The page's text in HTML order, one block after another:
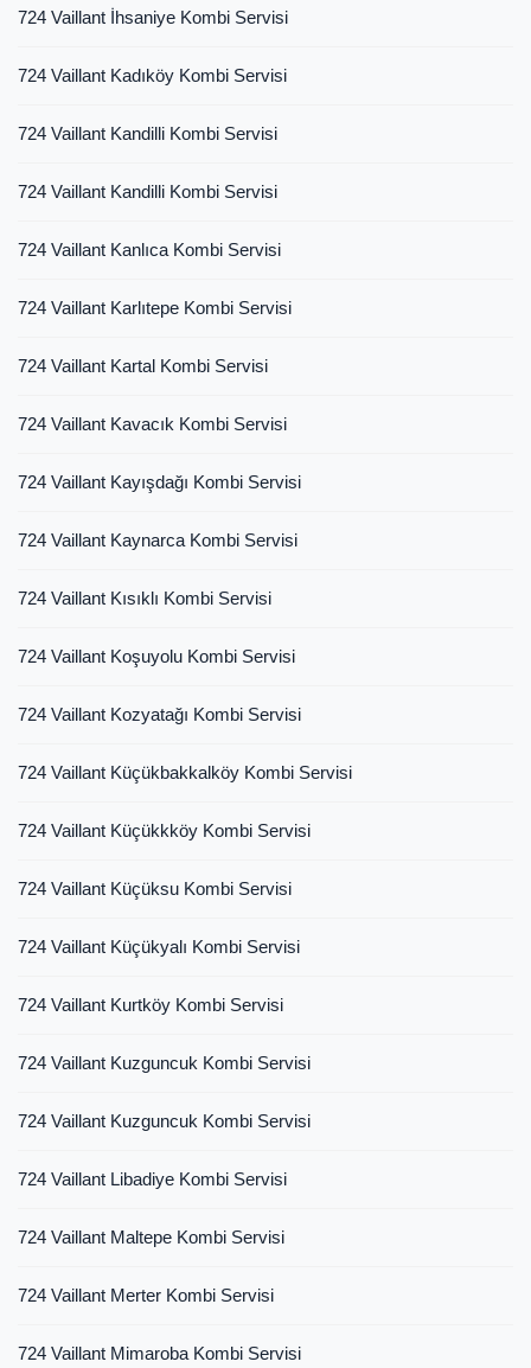
724 Vaillant İhsaniye Kombi Servisi
724 Vaillant Kadıköy Kombi Servisi
724 Vaillant Kandilli Kombi Servisi
724 Vaillant Kandilli Kombi Servisi
724 Vaillant Kanlıca Kombi Servisi
724 Vaillant Karlıtepe Kombi Servisi
724 Vaillant Kartal Kombi Servisi
724 Vaillant Kavacık Kombi Servisi
724 Vaillant Kayışdağı Kombi Servisi
724 Vaillant Kaynarca Kombi Servisi
724 Vaillant Kısıklı Kombi Servisi
724 Vaillant Koşuyolu Kombi Servisi
724 Vaillant Kozyatağı Kombi Servisi
724 Vaillant Küçükbakkalköy Kombi Servisi
724 Vaillant Küçükkköy Kombi Servisi
724 Vaillant Küçüksu Kombi Servisi
724 Vaillant Küçükyalı Kombi Servisi
724 Vaillant Kurtköy Kombi Servisi
724 Vaillant Kuzguncuk Kombi Servisi
724 Vaillant Kuzguncuk Kombi Servisi
724 Vaillant Libadiye Kombi Servisi
724 Vaillant Maltepe Kombi Servisi
724 Vaillant Merter Kombi Servisi
724 Vaillant Mimaroba Kombi Servisi